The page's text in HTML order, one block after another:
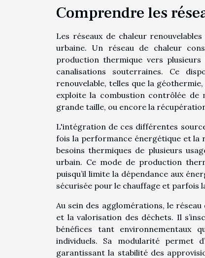
Comprendre les
Les réseaux de chaleur
urbaine. Un réseau de chaleur
production thermique vers
canalisations souterraines. Ce
renouvelable, telles que la
exploite la combustion contrôlée de
grande taille, ou encore la
L'intégration de ces différentes
fois la performance énergétique et la
besoins thermiques de plusieurs
urbain. Ce mode de production
puisqu’il limite la dépendance aux
sécurisée pour le chauffage et parfois
Au sein des agglomérations, le
et la valorisation des déchets. Il
bénéfices tant environnementaux
individuels. Sa modularité permet
garantissant la stabilité des